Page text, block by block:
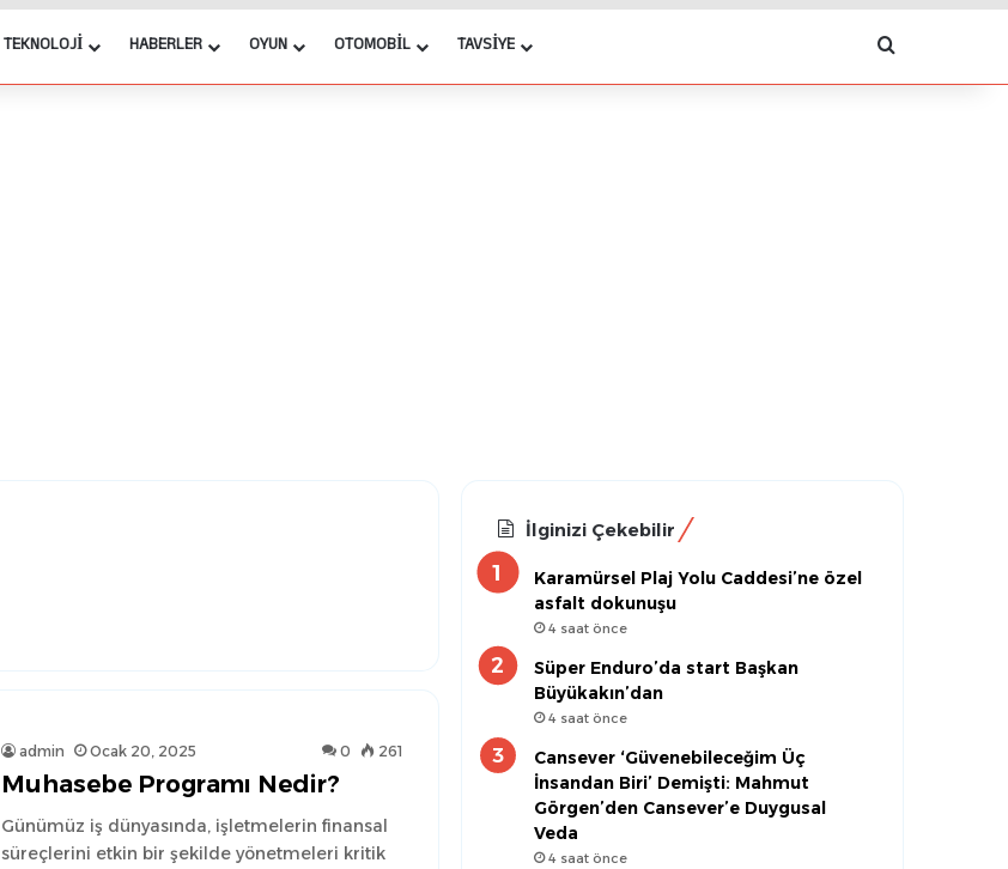
TEKNOLOJI HABERLER OYUN OTOMOBIL TAVSIYE Arama yap
admin Ocak 20, 2025 0 261
Muhasebe Programı Nedir?
Günümüz iş dünyasında, işletmelerin finansal
süreçlerini etkin bir şekilde yönetmeleri kritik
İlginizi Çekebilir
Karamürsel Plaj Yolu Caddesi’ne özel
asfalt dokunuşu
4 saat önce
Süper Enduro’da start Başkan
Büyükakın’dan
4 saat önce
Cansever ‘Güvenebileceğim Üç
İnsandan Biri’ Demişti: Mahmut
Görgen’den Cansever’e Duygusal
Veda
4 saat önce